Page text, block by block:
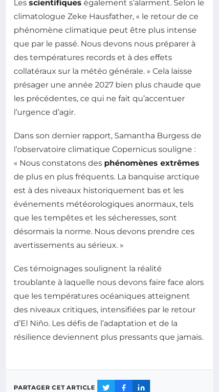
Les scientifiques également s’alarment. Selon le
climatologue Zeke Hausfather, « le retour de ce
phénomène climatique peut être plus intense
que par le passé. Nous devons nous préparer à
des températures records et à des effets
collatéraux sur la météo générale. » Cela laisse
présager une année 2027 bien plus chaude que
les précédentes, ce qui ne fait qu’accentuer
l’urgence d’agir.
Dans son dernier rapport, Samantha Burgess de
l’observatoire climatique Copernicus souligne :
« Nous constatons des phénomènes extrêmes
de plus en plus fréquents. La banquise arctique
est à des niveaux historiquement bas et les
événements météorologiques anormaux, tels
que les tempêtes et les sécheresses, sont
désormais la norme. Nous devons prendre ces
avertissements au sérieux. »
Ces témoignages soulignent la réalité
troublante à laquelle nous devons faire face alors
que les températures océaniques atteignent
des niveaux critiques, intensifiées par le retour
d’El Niño. Les défis de l’adaptation et de la
résilience deviennent plus pressants que jamais.
PARTAGER CET ARTICLE